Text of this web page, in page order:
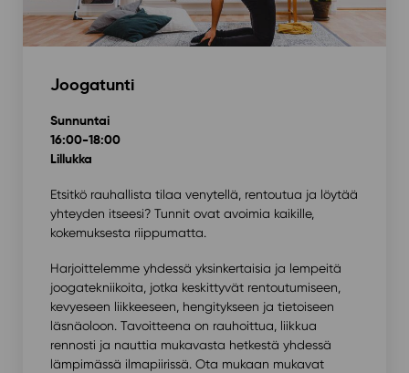
Joogatunti
Sunnuntai
16:00-18:00
Lillukka
Etsitkö rauhallista tilaa venytellä, rentoutua ja löytää
yhteyden itseesi? Tunnit ovat avoimia kaikille,
kokemuksesta riippumatta.
Harjoittelemme yhdessä yksinkertaisia ja lempeitä
joogatekniikoita, jotka keskittyvät rentoutumiseen,
kevyeseen liikkeeseen, hengitykseen ja tietoiseen
läsnäoloon. Tavoitteena on rauhoittua, liikkua
rennosti ja nauttia mukavasta hetkestä yhdessä
lämpimässä ilmapiirissä. Ota mukaan mukavat